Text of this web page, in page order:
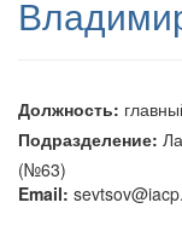
Должность:
Подразделение:
(№63)
Email: